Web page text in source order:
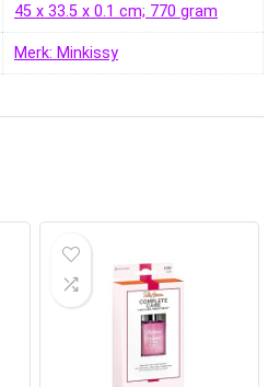
‎45 x 33.5 x 0.1 cm; 770 gram
Merk: Minkissy